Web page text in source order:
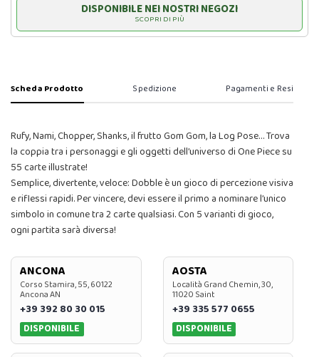
DISPONIBILE NEI NOSTRI NEGOZI
SCOPRI DI PIÙ
Scheda Prodotto Spedizione Pagamenti e Resi
Rufy, Nami, Chopper, Shanks, il frutto Gom Gom, la Log Pose… Trova
la coppia tra i personaggi e gli oggetti dell’universo di One Piece su
55 carte illustrate!
Semplice, divertente, veloce: Dobble è un gioco di percezione visiva
e riflessi rapidi. Per vincere, devi essere il primo a nominare l’unico
simbolo in comune tra 2 carte qualsiasi. Con 5 varianti di gioco,
ogni partita sarà diversa!
ANCONA
Corso Stamira, 55, 60122
Ancona AN
+39 392 80 30 015
DISPONIBILE
AOSTA
Località Grand Chemin, 30,
11020 Saint
+39 335 577 0655
DISPONIBILE